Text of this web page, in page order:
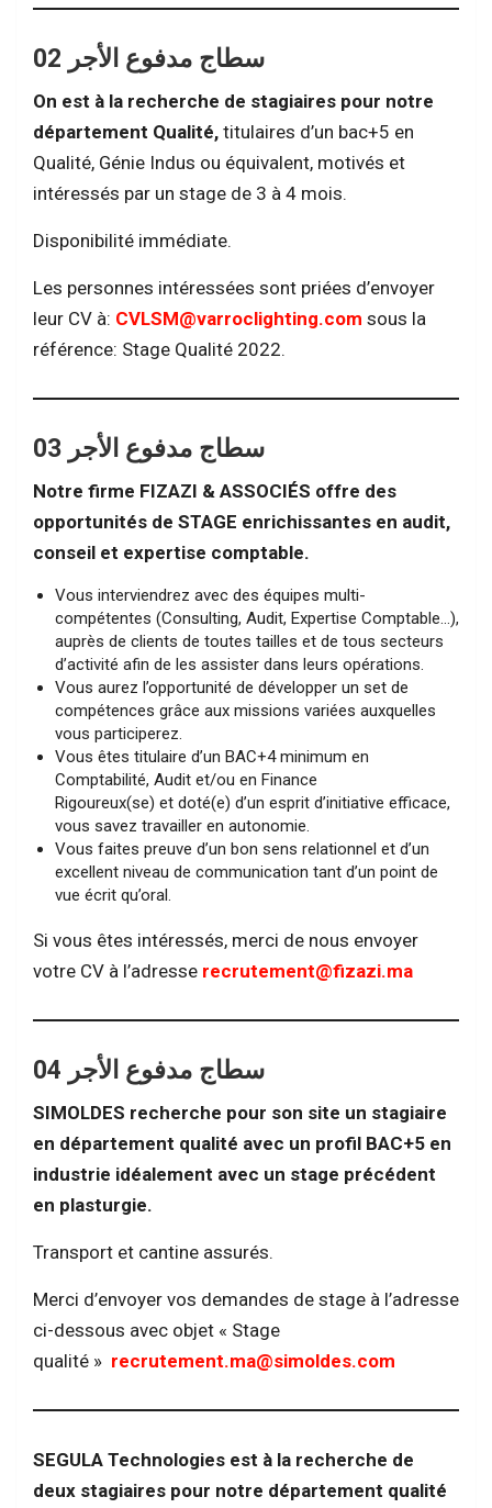
سطاج مدفوع الأجر 02
On est à la recherche de stagiaires pour notre
département Qualité, titulaires d’un bac+5 en
Qualité, Génie Indus ou équivalent, motivés et
intéressés par un stage de 3 à 4 mois.
Disponibilité immédiate.
Les personnes intéressées sont priées d’envoyer
leur CV à: CVLSM@varroclighting.com sous la
référence: Stage Qualité 2022.
سطاج مدفوع الأجر 03
Notre firme FIZAZI & ASSOCIÉS offre des
opportunités de STAGE enrichissantes en audit,
conseil et expertise comptable.
Vous interviendrez avec des équipes multi-
compétentes (Consulting, Audit, Expertise Comptable…),
auprès de clients de toutes tailles et de tous secteurs
d’activité afin de les assister dans leurs opérations.
Vous aurez l’opportunité de développer un set de
compétences grâce aux missions variées auxquelles
vous participerez.
Vous êtes titulaire d’un BAC+4 minimum en
Comptabilité, Audit et/ou en Finance
Rigoureux(se) et doté(e) d’un esprit d’initiative efficace,
vous savez travailler en autonomie.
Vous faites preuve d’un bon sens relationnel et d’un
excellent niveau de communication tant d’un point de
vue écrit qu’oral.
Si vous êtes intéressés, merci de nous envoyer
votre CV à l’adresse recrutement@fizazi.ma
سطاج مدفوع الأجر 04
SIMOLDES recherche pour son site un stagiaire
en département qualité avec un profil BAC+5 en
industrie idéalement avec un stage précédent
en plasturgie.
Transport et cantine assurés.
Merci d’envoyer vos demandes de stage à l’adresse
ci-dessous avec objet « Stage
qualité » recrutement.ma@simoldes.com
SEGULA Technologies est à la recherche de
deux stagiaires pour notre département qualité